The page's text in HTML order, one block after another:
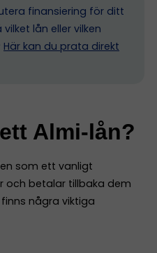
finansiering för ditt
lån eller vilken
Här kan du prata direkt
Almi-lån?
som ett vanligt
och betalar tillbaka dem
några viktiga